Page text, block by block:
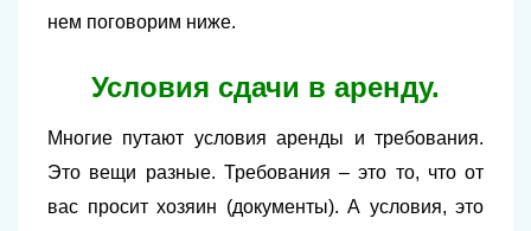
нем поговорим ниже.
Условия сдачи в аренду.
Многие путают условия аренды и требования.
Это вещи разные. Требования – это то, что от
вас просит хозяин (документы). А условия, это